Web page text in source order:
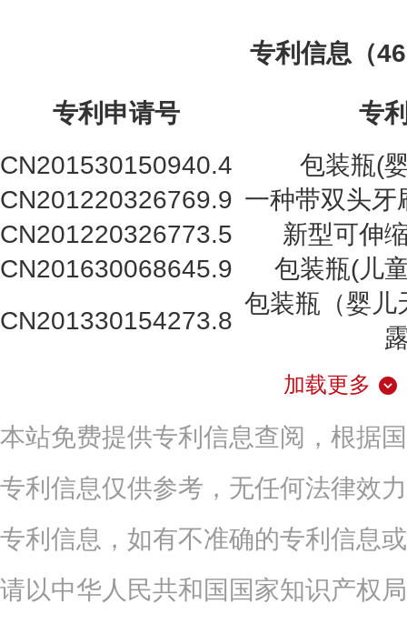
专利信息（
专利申请号
专
CN201530150940.4
包装瓶(
CN201220326769.9 一种带双头牙
CN201220326773.5
新型可伸
CN201630068645.9
包装瓶(儿
CN201330154273.8
包装瓶（婴儿
加载更多
本站免费提供专利信息查阅，根据
专利信息仅供参考，无任何法律效
专利信息，如有不准确的专利信息
请以中华人民共和国国家知识产权